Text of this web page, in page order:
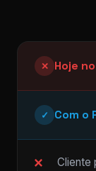
✕ Hoje
✓ Com o
Cliente